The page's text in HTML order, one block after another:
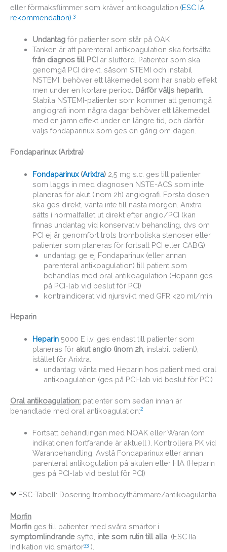
eller förmaksflimmer som kräver antikoagulation.(ESC IA
rekommendation) 3
Undantagför patienter som står på OAK
Tanken är att parenteral antikoagulation ska fortsätta
från diagnos till PCIär slutförd. Patienter som ska
genomgå PCI direkt, såsom STEMI och instabil
NSTEMI, behöver ett läkemedel som har snabb effekt
men under en kortare period. Därför väljs heparin.
Stabila NSTEMI-patienter som kommer att genomgå
angiografi inom några dagar behöver ett läkemedel
med en jämn effekt under en längre tid, och därför
väljs fondaparinux som ges en gång om dagen.
Fondaparinux (Arixtra)
Fondaparinux(Arixtra)2,5 mg s.c. ges till patienter
som läggs in med diagnosen NSTE-ACS som inte
planeras för akut (inom 2h) angiografi. Första dosen
ska ges direkt, vänta inte till nästa morgon. Arixtra
sätts i normalfallet ut direkt efter angio/PCI (kan
finnas undantag vid konservativ behandling, dvs om
PCI ej är genomfört trots trombotiska stenoser eller
patienter som planeras för fortsatt PCI eller CABG).
undantag: ge ej Fondaparinux (eller annan
parenteral antikoagulation) till patient som
behandlas med oral antikoagulation (Heparin ges
på PCI-lab vid beslut för PCI)
kontraindicerat vid njursvikt med GFR <20 ml/min
Heparin
Heparin5000 E i.v. ges endast till patienter som
planeras för akut angio (inom 2h, instabil patient),
istället för Arixtra.
undantag: vänta med Heparin hos patient med oral
antikoagulation (ges på PCI-lab vid beslut för PCI)
Oral antikoagulation: patienter som sedan innan är
behandlade med oral antikoagulation:2
Fortsätt behandlingen med NOAK eller Waran (om
indikationen fortfarande är aktuell ). Kontrollera PK vid
Waranbehandling. Avstå Fondaparinux eller annan
parenteral antikogulation på akuten eller HIA (Heparin
ges på PCI-lab vid beslut för PCI)
ESC-Tabell: Dosering trombocythämmare/antikoagulantia
Morfin
Morfin ges till patienter med svåra smärtor i
symptomlindrande syfte, inte som rutin till alla . (ESC IIa
Indikation vid smärtor33 ).